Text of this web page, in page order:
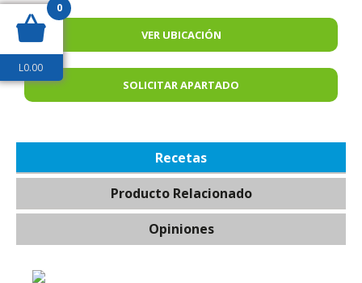
VER UBICACIÓN
SOLICITAR APARTADO
Recetas
Producto Relacionado
Opiniones
0
L0.00